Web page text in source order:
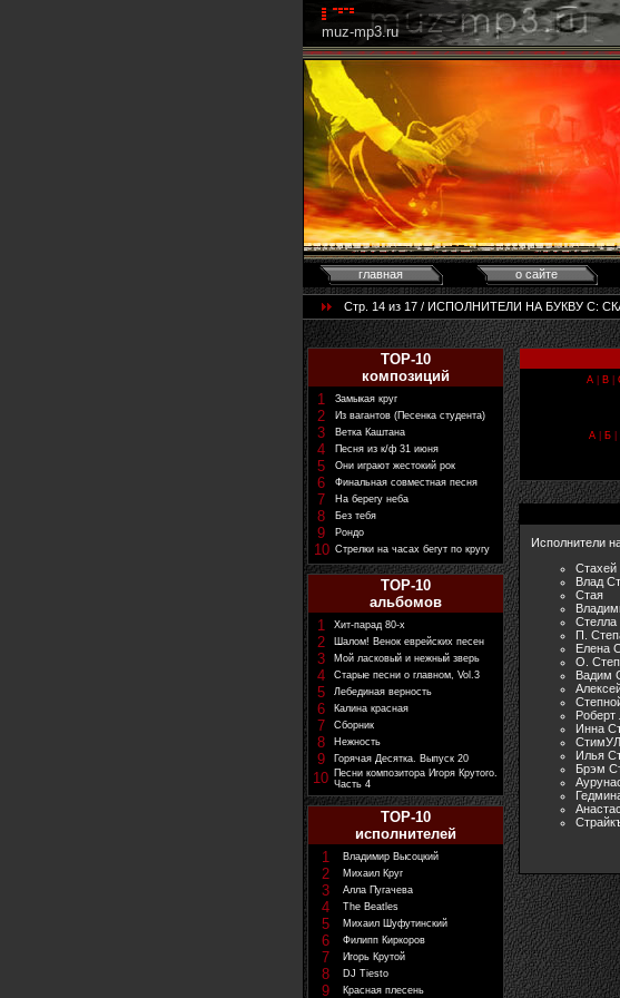
muz-mp3.ru
главная о сайте
Стр. 14 из 17 / ИСПОЛНИТЕЛИ НА БУКВУ С:
TOP-10
композиций
1
Замыкая круг
2 Из вагантов (Песенка студента)
3 Ветка Каштана
4 Песня из к/ф 31 июня
5 Они играют жестокий рок
6 Финальная совместная песня
7 На берегу неба
8 Без тебя
9 Рондо
10 Стрелки на часах бегут по кругу
TOP-10
альбомов
1
Хит-парад 80-х
2 Шалом! Венок еврейских песен
3 Мой ласковый и нежный зверь
4 Старые песни о главном, Vol.3
5 Лебединая верность
6 Калина красная
7 Сборник
8 Нежность
9 Горячая Десятка. Выпуск 20
10 Песни композитора Игоря Крутого.
Часть 4
TOP-10
исполнителей
1
Владимир Высоцкий
2 Михаил Круг
3 Алла Пугачева
4 The Beatles
5 Михаил Шуфутинский
6 Филипп Киркоров
7 Игорь Крутой
8 DJ Tiesto
9 Красная плесень
A B
А| Б|
Исполнители
Стахей
Влад
Стая
Стелла
П.
Елена
О.
Вадим
Инна
СтимУЛ
Илья
Брэм